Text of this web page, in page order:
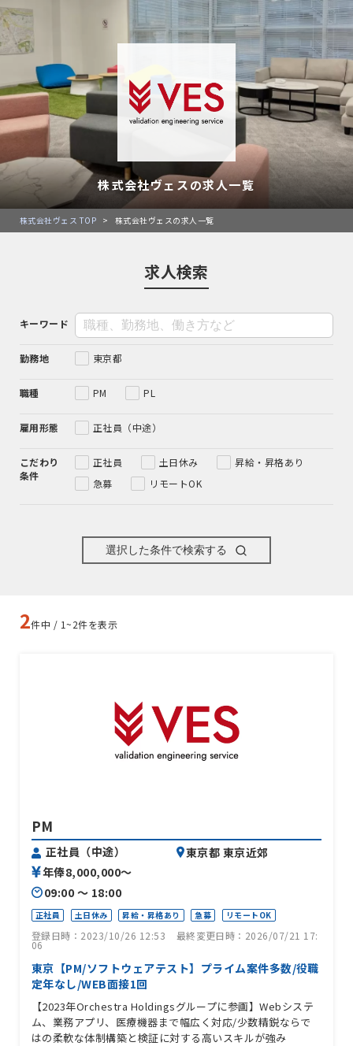
株式会社ヴェスの求人一覧
株式会社ヴェス TOP > 株式会社ヴェスの求人一覧
求人検索
キーワード
勤務地 東京都
職種 PM PL
雇用形態 正社員（中途）
こだわり
条件
正社員 土日休み
昇給・昇格あり
急募
リモートOK
選択した条件で検索する
2件中 / 1~2件を表示
PM
正社員（中途）
年俸8,000,000〜
09:00 〜 18:00
東京都 東京近郊
正社員 土日休み 昇給・昇格あり 急募 リモートOK
登録日時：2023/10/26 12:53 最終変更日時：2026/07/21 17:
06
東京【PM/ソフトウェアテスト】プライム案件多数/役職
定年なし/WEB面接1回
【2023年Orchestra Holdingsグループに参画】Webシステ
ム、業務アプリ、医療機器まで幅広く対応/少数精鋭ならで
はの柔軟な体制構築と検証に対する高いスキルが強み